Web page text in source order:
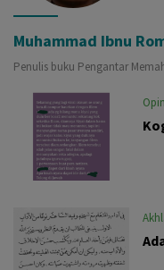
Muhammad Ibnu
Penulis buku Pengantar